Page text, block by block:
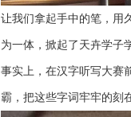
让我们拿起手中的笔，用
为一体，掀起了天卉学子
事实上，在汉字听写大赛
霸，把这些字词牢牢的刻